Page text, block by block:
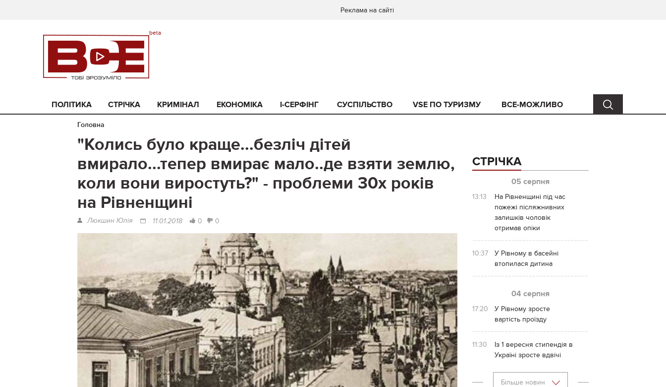
Реклама на сайті
ПОЛІТИКА СТРІЧКА КРИМІНАЛ ЕКОНОМІКА I-СЕРФІНГ СУСПІЛЬСТВО VSE ПО ТУРИЗМУ ВСЕ-МОЖЛИВО
Головна
"Колись було краще...безліч дітей
вмирало...тепер вмирає мало..де взяти землю,
коли вони виростуть?" - проблеми 30х років
на Рівненщині
Люкшин Юлія 11.01.2018 0 0
СТРІЧКА
05 серпня
13:13
На Рівненщині під час
пожежі післяжнивних
залишків чоловік
отримав опіки
10:37
У Рівному в басейні
втопилася дитина
04 серпня
17:20
У Рівному зросте
вартість проїзду
11:30
Із 1 вересня стипендія в
Україні зросте вдвічі
Більше новин